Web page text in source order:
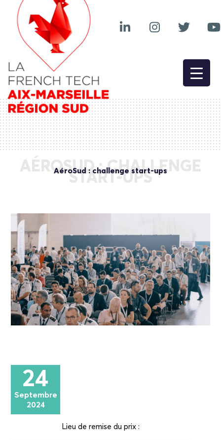
AÉROSUD : CHALLENGE
START-UPS
AéroSud : challenge start-ups
24
Septembre
2024
Lieu de remise du prix :